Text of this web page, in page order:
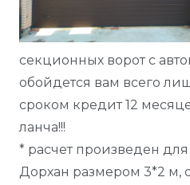
секционных ворот с
обойдется вам всего
сроком кредит 12
ланча!!!
* расчет произведен
Дорхан размером 3*2 м,